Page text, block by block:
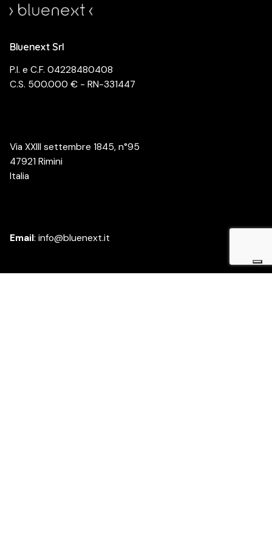
Bluenext Srl
P.I. e C.F. 04228480408
C.S. 500.000 € - RN-331447
Via XXIII settembre 1845, n°95
47921 Rimini
Italia
Email: info@bluenext.it